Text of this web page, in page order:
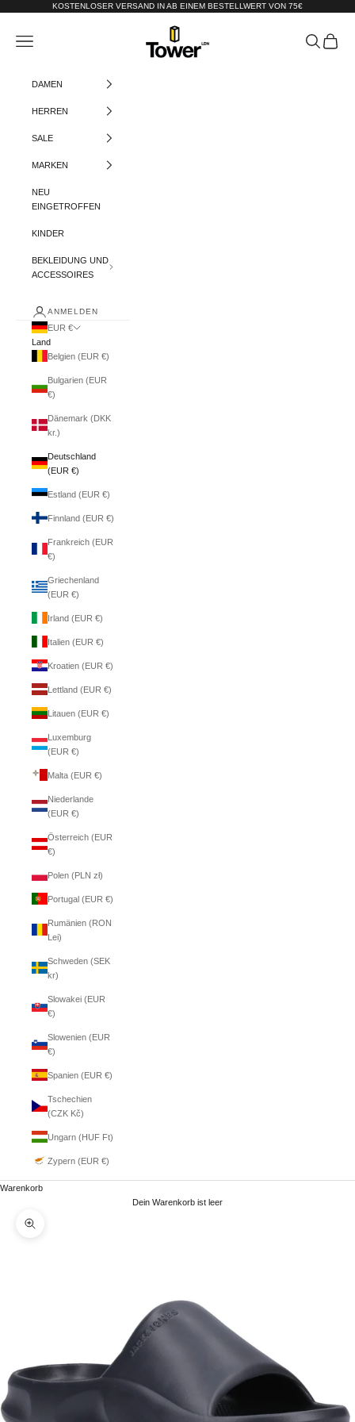
Zum Inhalt springenKOSTENLOSER VERSAND IN AB EINEM BESTELLWERT VON 75€
Tower-London.De
Menü Suchen
DAMEN
HERREN
SALE
MARKEN
NEU
EINGETROFFEN
KINDER
BEKLEIDUNG UND
ACCESSOIRES
ANMELDEN
EUR €
Land
Belgien (EUR €)
Bulgarien (EUR
€)
Dänemark (DKK
kr.)
Deutschland
(EUR €)
Estland (EUR €)
Finnland (EUR €)
Frankreich (EUR
€)
Griechenland
(EUR €)
Irland (EUR €)
Italien (EUR €)
Kroatien (EUR €)
Lettland (EUR €)
Litauen (EUR €)
Luxemburg
(EUR €)
Malta (EUR €)
Niederlande
(EUR €)
Österreich (EUR
€)
Polen (PLN zł)
Portugal (EUR €)
Rumänien (RON
Lei)
Schweden (SEK
kr)
Slowakei (EUR
€)
Slowenien (EUR
€)
Spanien (EUR €)
Tschechien
(CZK Kč)
Ungarn (HUF Ft)
Zypern (EUR €)
Warenkorb
Dein Warenkorb ist leer
Bild vergrößern